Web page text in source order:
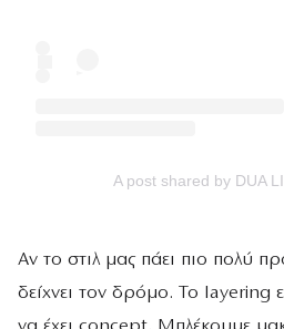
A post shared by DUA
Αν το στιλ μας πάει πιο πολύ
δείχνει τον δρόμο. Το layering